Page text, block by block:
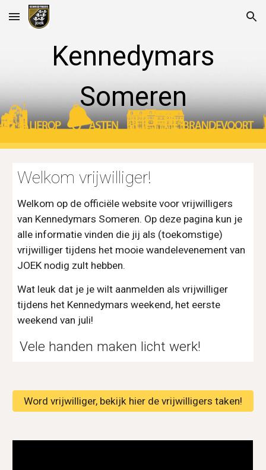
Skip to main content Skip to navigation
Kennedymars
Someren
Welkom vrijwilliger!
Welkom op de officiële website voor vrijwilligers
van Kennedymars Someren. Op deze pagina kun je
alle informatie vinden die jij als (toekomstige)
vrijwilliger tijdens het mooie wandelevenement van
JOEK nodig zult hebben.
Wat leuk dat je je wilt aanmelden als vrijwilliger
tijdens het Kennedymars weekend, het eerste
weekend van juli!
Vele handen maken licht werk!
Word vrijwilliger, bekijk hier de vrijwilligers taken!